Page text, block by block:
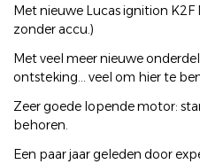
Met nieuwe Lucas ignition
zonder accu.)
Met veel meer nieuwe
ontsteking... veel om hier te
Zeer goede lopende motor:
behoren.
Een paar jaar geleden door